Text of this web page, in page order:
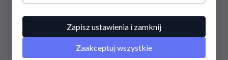
130,00PLN
Zapisz ustawienia i zamknij
Zaakceptuj wszystkie